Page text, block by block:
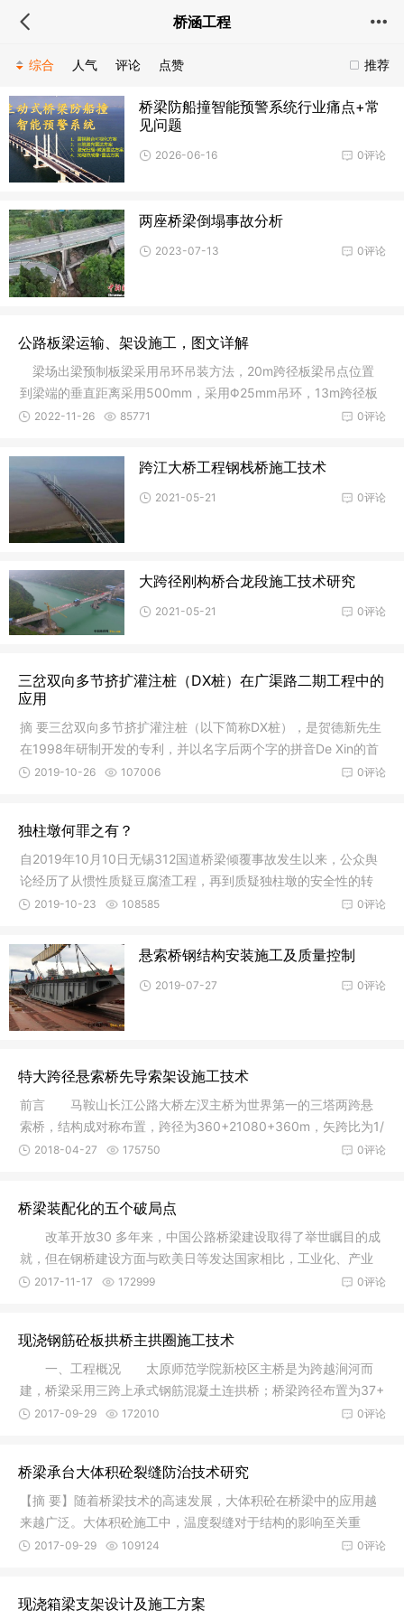
桥涵工程
推荐
综合 人气 评论 点赞
桥梁防船撞智能预警系统行业痛点+常
见问题
0评论
2026-06-16
两座桥梁倒塌事故分析
0评论
2023-07-13
公路板梁运输、架设施工，图文详解
梁场出梁预制板梁采用吊环吊装方法，20m跨径板梁吊点位置
到梁端的垂直距离采用500mm，采用Φ25mm吊环，13m跨径板
梁吊点位置
0评论
2022-11-26 85771
跨江大桥工程钢栈桥施工技术
0评论
2021-05-21
大跨径刚构桥合龙段施工技术研究
0评论
2021-05-21
三岔双向多节挤扩灌注桩（DX桩）在广渠路二期工程中的
应用
摘 要三岔双向多节挤扩灌注桩（以下简称DX桩），是贺德新先生
在1998年研制开发的专利，并以名字后两个字的拼音De Xin的首
字母命
0评论
2019-10-26 107006
独柱墩何罪之有？
自2019年10月10日无锡312国道桥梁倾覆事故发生以来，公众舆
论经历了从惯性质疑豆腐渣工程，再到质疑独柱墩的安全性的转
变。2019
0评论
2019-10-23 108585
悬索桥钢结构安装施工及质量控制
0评论
2019-07-27
特大跨径悬索桥先导索架设施工技术
前言 马鞍山长江公路大桥左汊主桥为世界第一的三塔两跨悬
索桥，结构成对称布置，跨径为360+21080+360m，矢跨比为1/
9，主缆长3
0评论
2018-04-27 175750
桥梁装配化的五个破局点
改革开放30 多年来，中国公路桥梁建设取得了举世瞩目的成
就，但在钢桥建设方面与欧美日等发达国家相比，工业化、产业
化水平低
0评论
2017-11-17 172999
现浇钢筋砼板拱桥主拱圈施工技术
一、工程概况 太原师范学院新校区主桥是为跨越涧河而
建，桥梁采用三跨上承式钢筋混凝土连拱桥；桥梁跨径布置为37+
56+37m，
0评论
2017-09-29 172010
桥梁承台大体积砼裂缝防治技术研究
【摘 要】随着桥梁技术的高速发展，大体积砼在桥梁中的应用越
来越广泛。大体积砼施工中，温度裂缝对于结构的影响至关重
要。本文
0评论
2017-09-29 109124
现浇箱梁支架设计及施工方案